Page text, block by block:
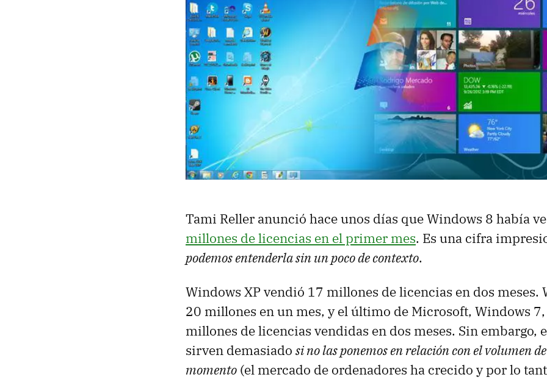
Tami Reller anunció hace unos días que Windows 8 había
millones de licencias en el primer mes. Es una cifra
podemos entenderla sin un poco de contexto.
Windows XP vendió 17 millones de licencias en dos meses.
20 millones en un mes, y el último de Microsoft, Windows
millones de licencias vendidas en dos meses. Sin embargo,
sirven demasiado si no las ponemos en relación con el volumen
momento (el mercado de ordenadores ha crecido y por lo